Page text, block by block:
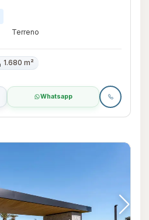
Terreno
1.680 m²
Whatsapp